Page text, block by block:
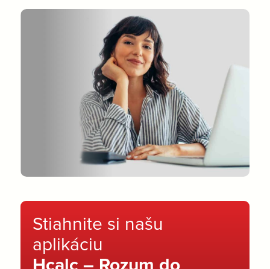
Stiahnite si našu
aplikáciu